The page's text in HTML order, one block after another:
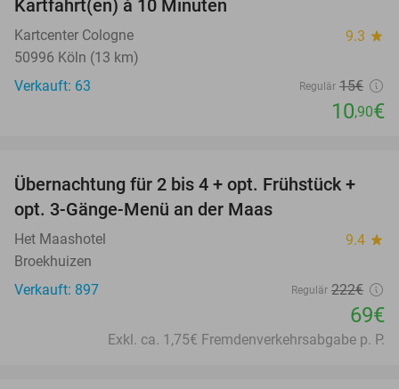
Kartfahrt(en) à 10 Minuten
Kartcenter Cologne 9.3 star
50996 Köln (13 km)
Verkauft: 63
Regulär 15€
10,90€
69%
Übernachtung für 2 bis 4 + opt. Frühstück +
opt. 3-Gänge-Menü an der Maas
Het Maashotel 9.4 star
Broekhuizen
Verkauft: 897
Regulär 222€
69€
Exkl. ca. 1,75€ Fremdenverkehrsabgabe p. P.